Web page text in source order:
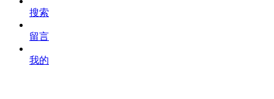
搜索
留言
我的